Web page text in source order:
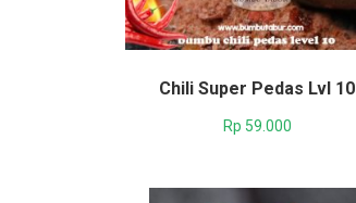
Chili Super Pedas Lvl 10
Rp 59.000